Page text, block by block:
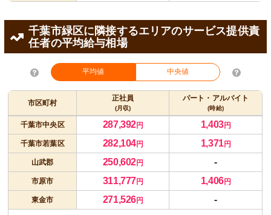
千葉市緑区に隣接するエリアのサービス提供責
任者の平均給与相場
平均値 中央値
市区町村
正社員
(月収)
パート・アルバイト
(時給)
千葉市中央区 287,392円 1,403円
千葉市若葉区 282,104円 1,371円
山武郡 250,602円 -
市原市 311,777円 1,406円
東金市 271,526円 -